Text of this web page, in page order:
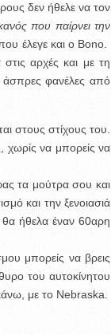
δεν ήθελε να τον
που παίρνει την
έλεγε και ο Bono.
αρχές και με τη
άσπρες φανέλες από
στους στίχους του.
χωρίς να μπορείς να
τα μούτρα σου και
και την ξενοιασιά
θα ήθελα έναν 60αρη
μπορείς να βρεις
του αυτοκίνητου
με το Nebraska.